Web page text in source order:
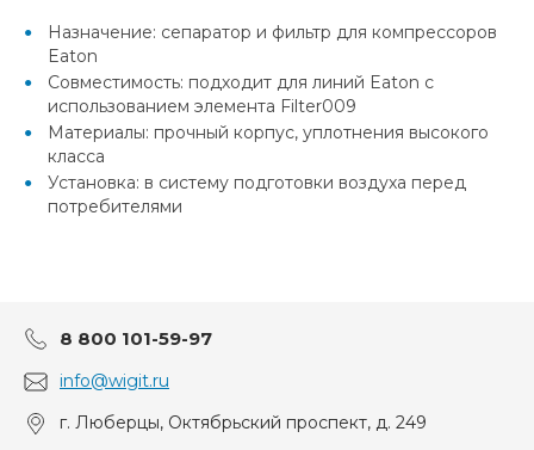
Назначение: сепаратор и фильтр для компрессоров
Eaton
Совместимость: подходит для линий Eaton с
использованием элемента Filter009
Материалы: прочный корпус, уплотнения высокого
класса
Установка: в систему подготовки воздуха перед
потребителями
8 800 101-59-97
info@wigit.ru
г. Люберцы, Октябрьский проспект, д. 249